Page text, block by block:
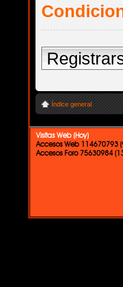
Índice general
Visitas Web (Hoy)
Accesos Web 114670793
Accesos Foro 75630984